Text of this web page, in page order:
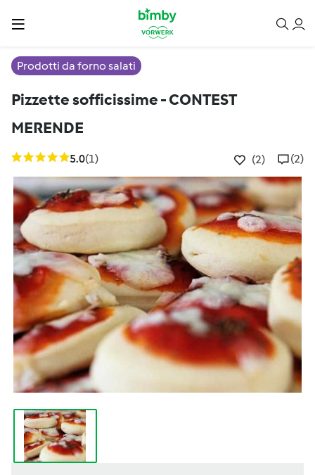
Prodotti da forno salati
Pizzette sofficissime - CONTEST
MERENDE
5.0(1) (2) (2)